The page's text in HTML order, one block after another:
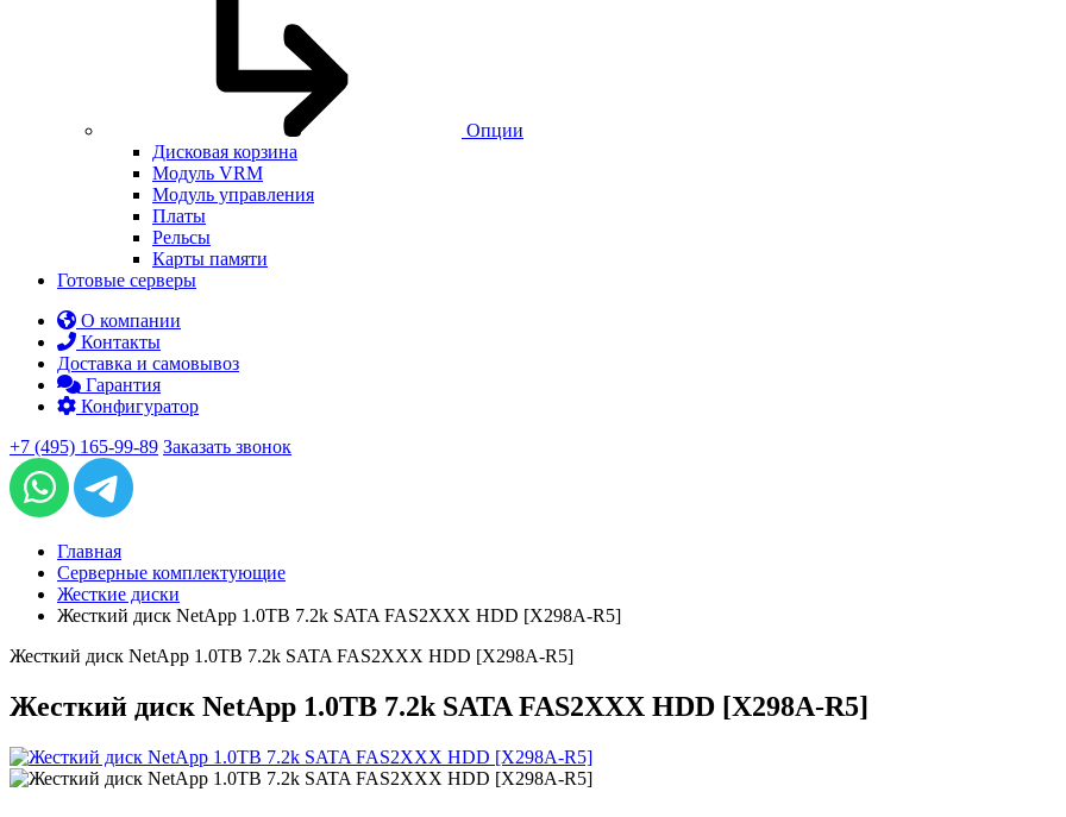
Опции
Дисковая корзина
Модуль VRM
Модуль управления
Платы
Рельсы
Карты памяти
Готовые серверы
О компании
Контакты
Доставка и самовывоз
Гарантия
Конфигуратор
+7 (495) 165-99-89 Заказать звонок
Главная
Серверные комплектующие
Жесткие диски
Жесткий диск NetApp 1.0TB 7.2k SATA FAS2XXX HDD [X298A-R5]
Жесткий диск NetApp 1.0TB 7.2k SATA FAS2XXX HDD [X298A-R5]
Жесткий диск NetApp 1.0TB 7.2k SATA FAS2XXX HDD [X298A-R5]